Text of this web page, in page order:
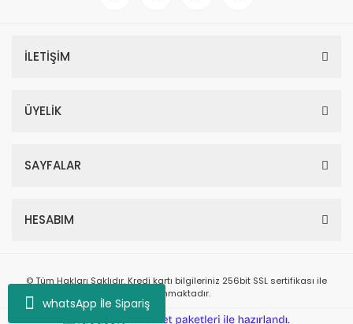
whatsApp İle Sipariş
İLETİŞİM
ÜYELİK
SAYFALAR
HESABIM
© Tüm Hakları Saklıdır. Kredi kartı bilgileriniz 256bit SSL sertifikası ile
korunmaktadır.
e-